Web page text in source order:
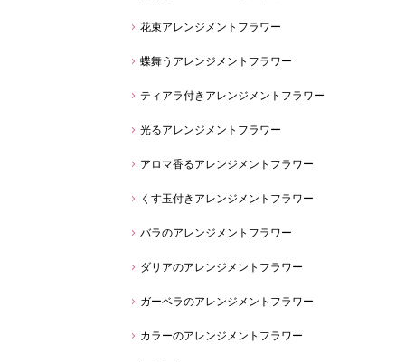
花束アレンジメントフラワー
蝶舞うアレンジメントフラワー
ティアラ付きアレンジメントフラワー
光るアレンジメントフラワー
アロマ香るアレンジメントフラワー
くす玉付きアレンジメントフラワー
バラのアレンジメントフラワー
ダリアのアレンジメントフラワー
ガーベラのアレンジメントフラワー
カラーのアレンジメントフラワー